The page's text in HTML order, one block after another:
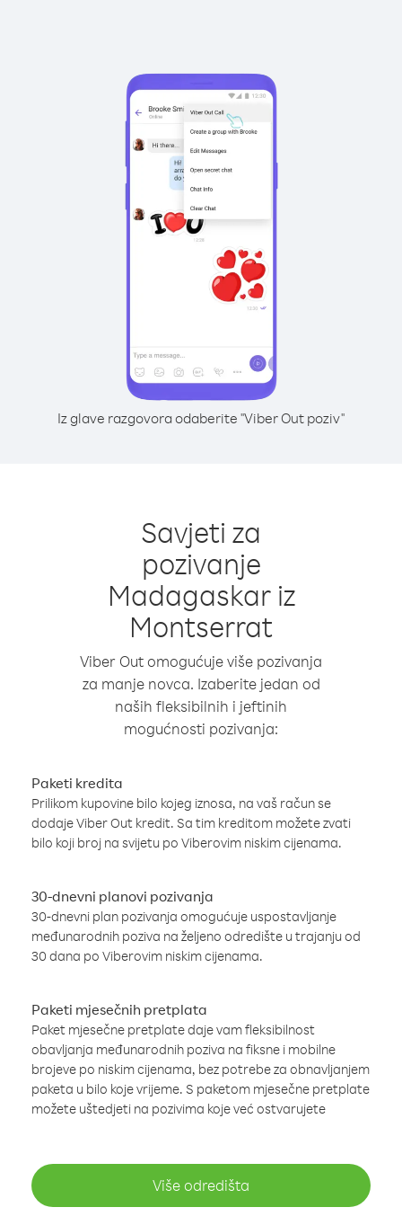
Iz glave razgovora odaberite "Viber Out poziv"
Savjeti za
pozivanje
Madagaskar iz
Montserrat
Viber Out omogućuje više pozivanja
za manje novca. Izaberite jedan od
naših fleksibilnih i jeftinih
mogućnosti pozivanja:
Paketi kredita
Prilikom kupovine bilo kojeg iznosa, na vaš račun se
dodaje Viber Out kredit. Sa tim kreditom možete zvati
bilo koji broj na svijetu po Viberovim niskim cijenama.
30-dnevni planovi pozivanja
30-dnevni plan pozivanja omogućuje uspostavljanje
međunarodnih poziva na željeno odredište u trajanju od
30 dana po Viberovim niskim cijenama.
Paketi mjesečnih pretplata
Paket mjesečne pretplate daje vam fleksibilnost
obavljanja međunarodnih poziva na fiksne i mobilne
brojeve po niskim cijenama, bez potrebe za obnavljanjem
paketa u bilo koje vrijeme. S paketom mjesečne pretplate
možete uštedjeti na pozivima koje već ostvarujete
Više odredišta